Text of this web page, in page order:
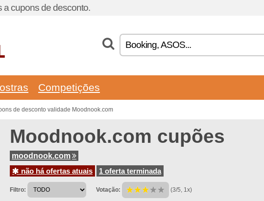
a cupons de desconto.
Competições
de desconto validade Moodnook.com
Moodnook.com cupões
moodnook.com
não há ofertas atuais
1 oferta terminada
Filtro: Votação: (3/5, 1x)